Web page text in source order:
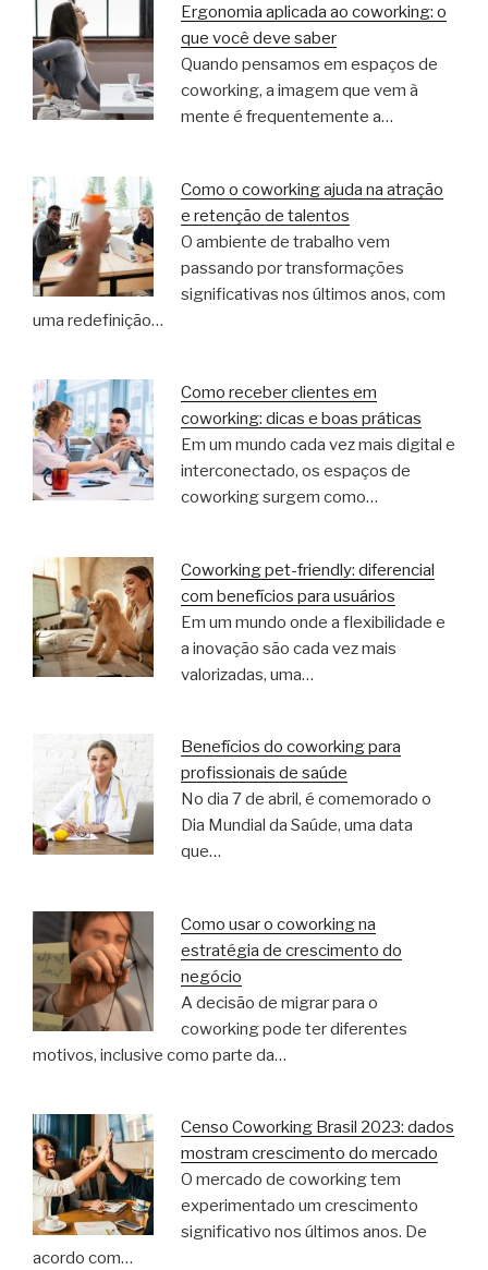
Ergonomia aplicada ao coworking: o
que você deve saber
Quando pensamos em espaços de
coworking, a imagem que vem à
mente é frequentemente a…
Como o coworking ajuda na atração
e retenção de talentos
O ambiente de trabalho vem
passando por transformações
significativas nos últimos anos, com
uma redefinição…
Como receber clientes em
coworking: dicas e boas práticas
Em um mundo cada vez mais digital e
interconectado, os espaços de
coworking surgem como…
Coworking pet-friendly: diferencial
com benefícios para usuários
Em um mundo onde a flexibilidade e
a inovação são cada vez mais
valorizadas, uma…
Benefícios do coworking para
profissionais de saúde
No dia 7 de abril, é comemorado o
Dia Mundial da Saúde, uma data
que…
Como usar o coworking na
estratégia de crescimento do
negócio
A decisão de migrar para o
coworking pode ter diferentes
motivos, inclusive como parte da…
Censo Coworking Brasil 2023: dados
mostram crescimento do mercado
O mercado de coworking tem
experimentado um crescimento
significativo nos últimos anos. De
acordo com…